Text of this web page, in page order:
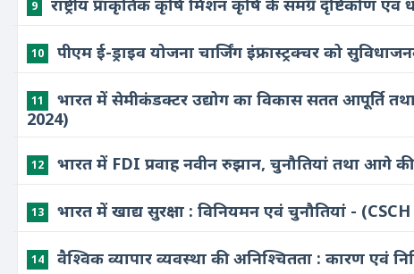
9
10 ​पीएम ई-ड्राइव योजना चार्जिंग इंफ्रास्ट्रक्चर को
11
​भारत में सेमीकंडक्टर उद्योग का विकास सतत आपूर्ति
2024)
12 भारत में FDI प्रवाह नवीन रुझान, चुनौतियां तथा आगे
13 भारत में खाद्य सुरक्षा : विनियमन एवं चुनौतियां -
14 वैश्विक व्यापार व्यवस्था की अनिश्चितता : कारण एवं